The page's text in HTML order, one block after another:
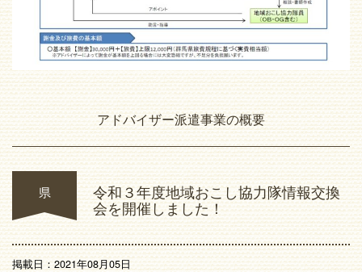
アドバイザー派遣事業の概要
県 令和３年度地域おこし協力隊情報交換
会を開催しました！
掲載日：2021年08月05日